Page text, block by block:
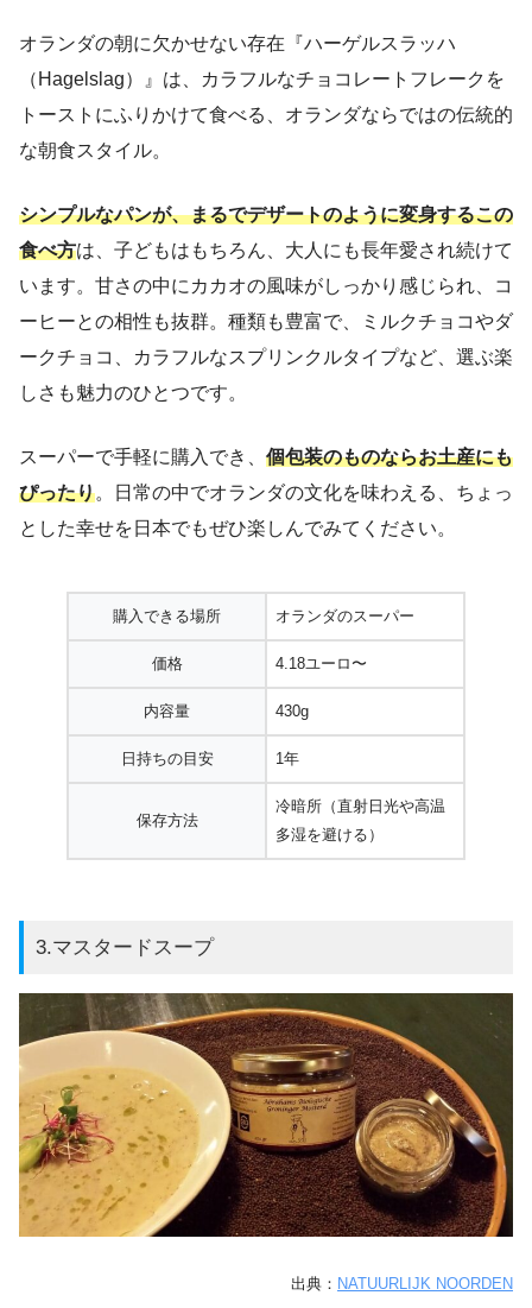
オランダの朝に欠かせない存在『ハーゲルスラッハ
（Hagelslag）』は、カラフルなチョコレートフレークを
トーストにふりかけて食べる、オランダならではの伝統的
な朝食スタイル。
シンプルなパンが、まるでデザートのように変身するこの
食べ方は、子どもはもちろん、大人にも長年愛され続けて
います。甘さの中にカカオの風味がしっかり感じられ、コ
ーヒーとの相性も抜群。種類も豊富で、ミルクチョコやダ
ークチョコ、カラフルなスプリンクルタイプなど、選ぶ楽
しさも魅力のひとつです。
スーパーで手軽に購入でき、 個包装のものならお土産にも
ぴったり。日常の中でオランダの文化を味わえる、ちょっ
とした幸せを日本でもぜひ楽しんでみてください。
購入できる場所 オランダのスーパー
価格 4.18ユーロ〜
内容量 430g
日持ちの目安 1年
保存方法
冷暗所（直射日光や高温
多湿を避ける）
3.マスタードスープ
出典： NATUURLIJK NOORDEN